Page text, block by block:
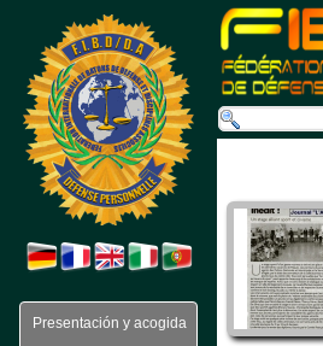
Presentación y acogida